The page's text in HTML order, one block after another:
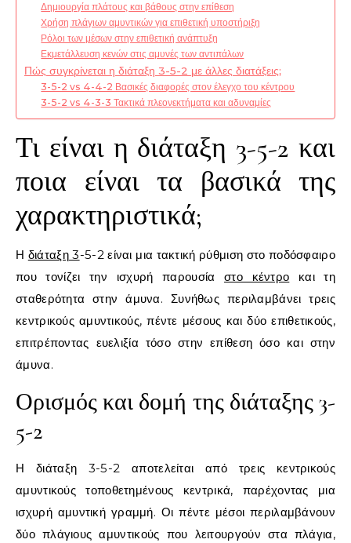
Δημιουργία πλάτους και βάθους στην επίθεση
Χρήση πλάγιων αμυντικών για επιθετική υποστήριξη
Ρόλοι των μέσων στην επιθετική ανάπτυξη
Εκμετάλλευση κενών στις αμυνές των αντιπάλων
Πώς συγκρίνεται η διάταξη 3-5-2 με άλλες διατάξεις;
3-5-2 vs 4-4-2 Βασικές διαφορές στον έλεγχο του κέντρου
3-5-2 vs 4-3-3 Τακτικά πλεονεκτήματα και αδυναμίες
Τι είναι η διάταξη 3-5-2 και
ποια είναι τα βασικά της
χαρακτηριστικά;
Η διάταξη 3-5-2 είναι μια τακτική ρύθμιση στο ποδόσφαιρο
που τονίζει την ισχυρή παρουσίαστο κέντρο και τη
σταθερότητα στην άμυνα. Συνήθως περιλαμβάνει τρεις
κεντρικούς αμυντικούς, πέντε μέσους και δύο επιθετικούς,
επιτρέποντας ευελιξία τόσο στην επίθεση όσο και στην
άμυνα.
Ορισμός και δομή της διάταξης 3-
5-2
Η διάταξη 3-5-2 αποτελείται από τρεις κεντρικούς
αμυντικούς τοποθετημένους κεντρικά, παρέχοντας μια
ισχυρή αμυντική γραμμή. Οι πέντε μέσοι περιλαμβάνουν
δύο πλάγιους αμυντικούς που λειτουργούν στα πλάγια,